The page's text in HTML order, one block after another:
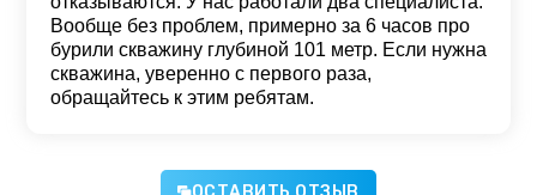
Вообще без проблем, примерно за 6 часов про
бурили скважину глубиной 101 метр. Если нужна
скважина, уверенно с первого раза,
обращайтесь к этим ребятам.